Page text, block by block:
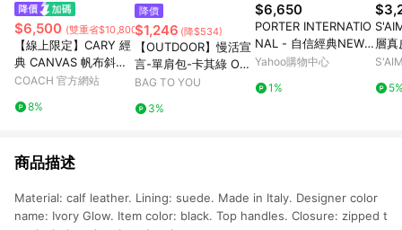
$6,500 (雙重省$10,800)
【線上限定】CARY 經
典 CANVAS 帆布斜背
手袋
COACH 官方網站
8%
降價
$1,246 (降$534)
【OUTDOOR】慢活宣
言-單肩包-卡其綠 OD2
33316KI
BAG TO YOU
3%
$6,650
PORTER INTERNATIO
NAL - 自信經典NEW
HEAT斜背包 - 全黑
Yahoo購物中心
1%
層
商品描述
Material: calf leather. Lining: suede. Made in Italy. Designer color
name: Ivory Glow. Item color: black. Top handles. Closure: zipped t